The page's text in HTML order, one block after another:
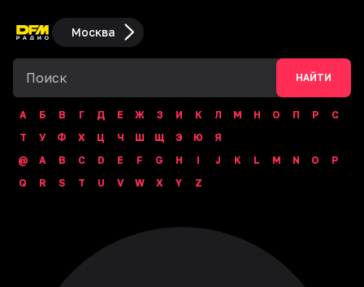
Москва
НАЙТИ
А Б В Г Д Е Ж З И К Л М Н О П Р
С
Т
У Ф Х Ц Ч Ш Щ Э Ю
Я
@
A B C D E F G H I J K L M N O
P
Q
R S T U V W X Y Z